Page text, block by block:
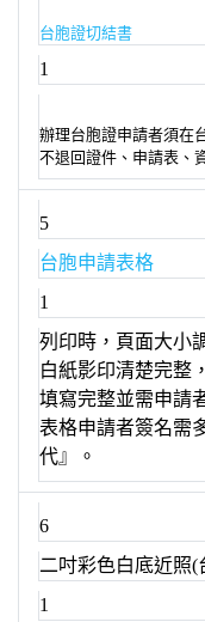
台胞證切結書
1
辦理台胞證申請者須在
不退回證件、申請表、
5
台胞申請表格
1
列印時，頁面大小
白紙影印清楚完整
填寫完整並需申請
表格申請者簽名需
代』。
6
二吋彩色白底近照(
1